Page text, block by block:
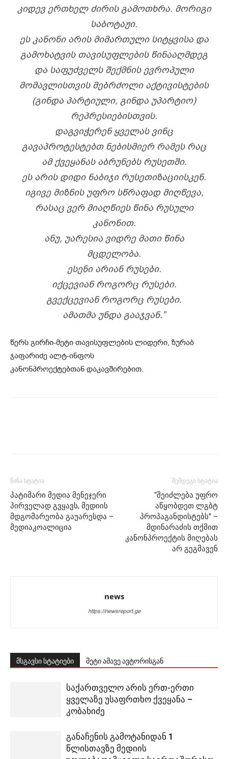
ᲙᲘᲓᲔᲕ ᲔᲠᲗᲮᲔᲚ ᲫᲘᲠᲘᲡ ᲒᲐᲛᲝᲗᲮᲠᲐ. ᲛᲝᲠᲘᲒᲘ
ᲡᲐᲑᲝᲢᲐᲟᲘ.
ᲔᲡ ᲙᲐᲜᲝᲜᲘ ᲐᲠᲘᲡ ᲛᲘᲛᲐᲠᲗᲣᲚᲘ ᲡᲘᲢᲧᲕᲘᲡᲐ ᲓᲐ
ᲒᲐᲛᲝᲮᲐᲢᲕᲘᲡ ᲗᲐᲕᲘᲡᲣᲤᲚᲔᲑᲘᲡ ᲬᲘᲜᲐᲐᲦᲛᲓᲔᲒ
ᲓᲐ ᲡᲐᲤᲣᲫᲕᲔᲚᲡ ᲨᲔᲥᲛᲜᲘᲡ ᲔᲕᲠᲝᲞᲣᲚᲘ
ᲛᲝᲛᲐᲕᲚᲘᲡᲗᲕᲘᲡ ᲛᲔᲑᲠᲫᲝᲚᲘ ᲐᲥᲢᲘᲕᲘᲡᲢᲔᲑᲘᲡ
(ᲒᲘᲜᲓᲐ ᲞᲐᲠᲢᲘᲣᲚᲘ, ᲒᲘᲜᲓᲐ ᲣᲞᲐᲠᲢᲘᲝ)
ᲠᲔᲞᲠᲔᲡᲘᲔᲑᲘᲡᲗᲕᲘᲡ.
ᲓᲐᲒᲕᲘᲭᲔᲠᲔᲜ ᲧᲕᲔᲚᲐᲡ ᲕᲘᲜᲪ
ᲒᲐᲕᲐᲞᲠᲝᲢᲔᲡᲢᲔᲑᲗ ᲜᲔᲑᲘᲡᲛᲘᲔᲠ ᲠᲐᲛᲔᲡ ᲠᲐᲪ
ᲐᲛ ᲥᲕᲔᲧᲐᲜᲐᲡ ᲐᲑᲠᲣᲜᲔᲑᲡ ᲠᲣᲡᲔᲗᲨᲘ.
ᲔᲡ ᲐᲠᲘᲡ ᲓᲘᲓᲘ ᲜᲐᲑᲘᲯᲘ ᲠᲣᲡᲔᲗᲘᲖᲐᲪᲘᲘᲡᲙᲔᲜ.
ᲘᲒᲘᲕᲔ ᲛᲘᲖᲜᲘᲡ ᲣᲤᲠᲝ ᲡᲬᲠᲐᲤᲐᲓ ᲛᲘᲦᲬᲔᲕᲐ,
ᲠᲐᲡᲐᲪ ᲕᲔᲠ ᲛᲘᲐᲦᲬᲘᲔᲡ ᲬᲘᲜᲐ ᲠᲣᲡᲣᲚᲘ
ᲙᲐᲜᲝᲜᲘᲗ.
ᲐᲜᲣ, ᲣᲐᲠᲔᲡᲘᲐ ᲕᲘᲓᲠᲔ ᲛᲐᲗᲘ ᲬᲘᲜᲐ
ᲛᲪᲓᲔᲚᲝᲑᲐ.
ᲔᲡᲔᲜᲘ ᲐᲠᲘᲐᲜ ᲠᲣᲡᲔᲑᲘ.
ᲘᲥᲪᲔᲕᲘᲐᲜ ᲠᲝᲒᲝᲠᲪ ᲠᲣᲡᲔᲑᲘ.
ᲒᲕᲔᲥᲪᲔᲕᲘᲐᲜ ᲠᲝᲒᲝᲠᲪ ᲠᲣᲡᲔᲑᲘ.
ᲐᲛᲐᲗᲛᲐ ᲣᲜᲓᲐ ᲒᲐᲐᲯᲕᲐᲜ.”
წერს გირჩი-მეტი თავისუფლების ლიდერი, ზურაბ
ჯაფარიძე ალტ-ინფოს
კანონპროექტებთან დაკავშირებით.
წინა სტატია
პატიმარი მედია მენეჯერი
პირველად გვყავს, მედიის
მდგომარეობა გაუარესდა –
მედიაკოალიცია
შემდეგი სტატია
“შეიძლება უფრო
აწყობდეთ ლგბტ
პროპაგანდისტებს” –
მდინარაძის თქმით
კანონპროექტის მიღებას
არ გეგმავენ
news
https://newsreport.ge
მსგავსი სტატიები მეტი ამავე ავტორისგან
საქართველო არის ერთ-ერთი
ყველაზე უსაფრთხო ქვეყანა –
კობახიძე
განაჩენის გამოტანიდან 1
წლისთავზე მედიის